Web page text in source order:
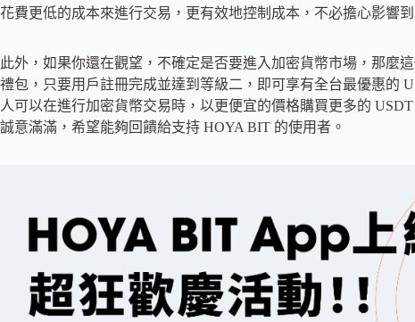
花費更低的成本來進行交易，更有效地控制成本，不必擔心影響到
此外，如果你還在觀望，不確定是否要進入加密貨幣市場，那麼
禮包，只要用戶註冊完成並達到等級二，即可享有全台最優惠的
人可以在進行加密貨幣交易時，以更便宜的價格購買更多的
誠意滿滿，希望能夠回饋給支持 HOYA BIT 的使用者。